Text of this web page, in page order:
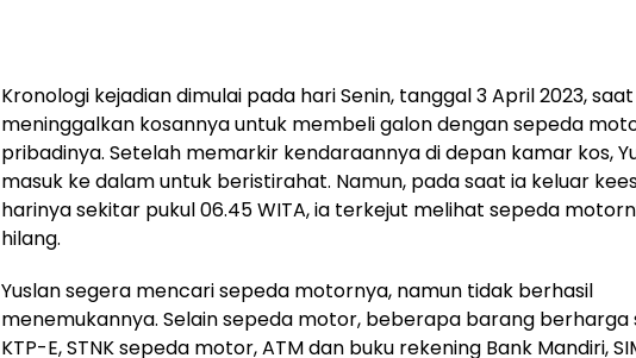
Kronologi kejadian dimulai pada hari Senin, tanggal 3 April 2023,
meninggalkan kosannya untuk membeli galon dengan sepeda
pribadinya. Setelah memarkir kendaraannya di depan kamar kos,
masuk ke dalam untuk beristirahat. Namun, pada saat ia keluar
harinya sekitar pukul 06.45 WITA, ia terkejut melihat sepeda
hilang.
Yuslan segera mencari sepeda motornya, namun tidak berhasil
menemukannya. Selain sepeda motor, beberapa barang
KTP-E, STNK sepeda motor, ATM dan buku rekening Bank Mandiri,